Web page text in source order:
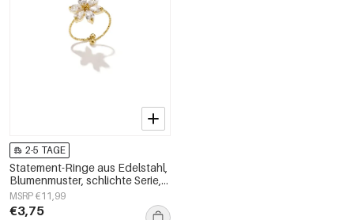
2-5 TAGE
Statement-Ringe aus Edelstahl,
Blumenmuster, schlichte Serie,
Damenschmuck
MSRP €11,99
€3,75